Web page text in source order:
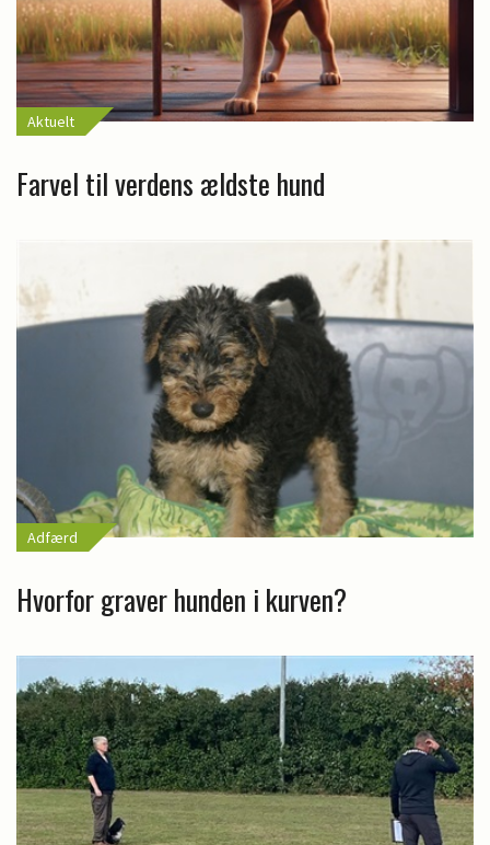
Aktuelt
Farvel til verdens ældste hund
Adfærd
Hvorfor graver hunden i kurven?